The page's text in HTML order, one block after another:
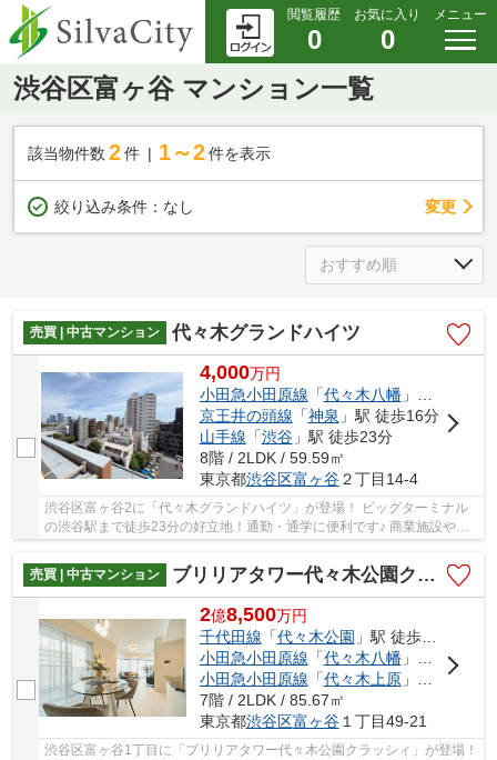
閲覧履歴
0
お気に入り
0
メニュー
渋谷区富ヶ谷 マンション一覧
該当物件数 2件 1～2 件を表示
絞り込み条件： なし 変更
売買 | 中古マンション 代々木グランドハイツ
4,000万円
小田急小田原線 「代々木八幡」駅 徒歩11分
京王井の頭線 「神泉 」駅 徒歩16分
山手線 「渋谷」駅 徒歩23分
8階 / 2LDK / 59.59㎡
東京都渋谷区富ヶ谷２丁目14-4
渋谷区富ヶ谷2に「代々木グランドハイツ」が登場！ ビッグターミナル
の渋谷駅まで徒歩23分の好立地！通勤・通学に便利です♪ 商業施設や飲
売買 | 中古マンション
ブリリアタワー代々木公園クラッシィ
2億8,500万円
千代田線 「代々木公園 」駅 徒歩2分
小田急小田原線 「代々木八幡」駅 徒歩2分
小田急小田原線 「代々木上原」駅 徒歩10分
7階 / 2LDK / 85.67㎡
東京都渋谷区富ヶ谷１丁目49-21
渋谷区富ヶ谷1丁目に「ブリリアタワー代々木公園クラッシィ」が登場！